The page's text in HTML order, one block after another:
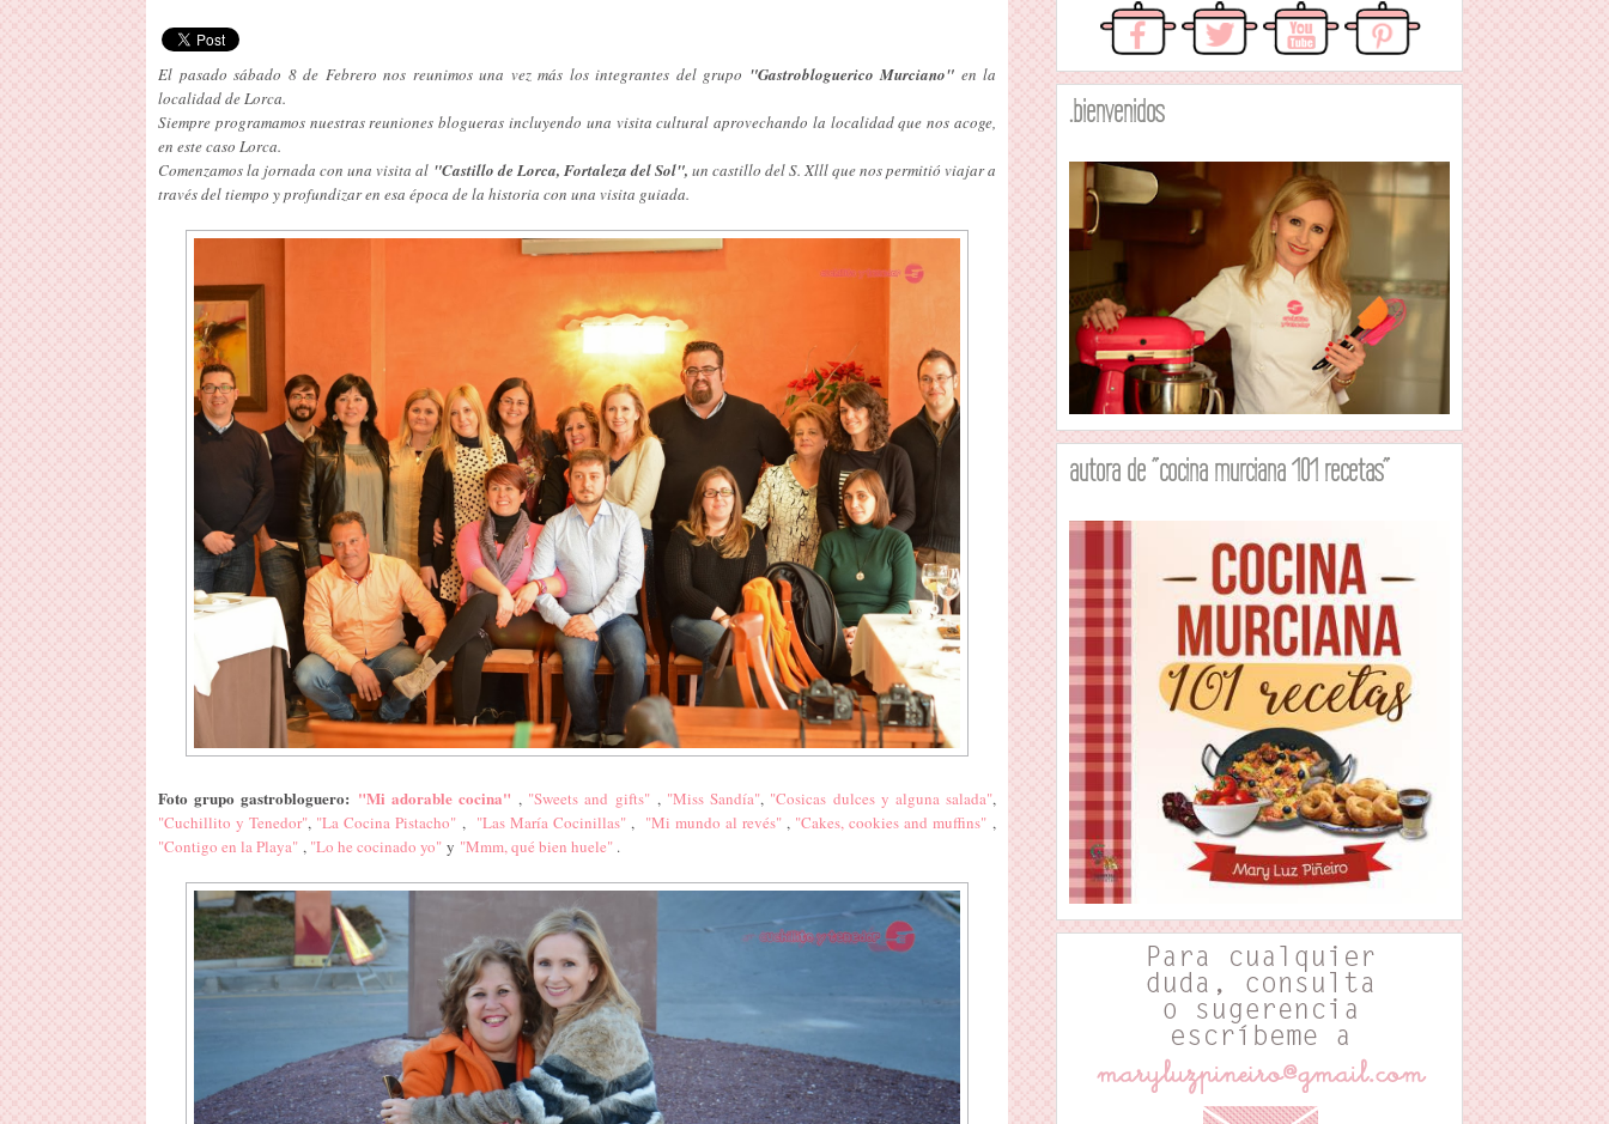
El pasado sábado 8 de Febrero nos reunimos una vez más los integrantes del grupo "Gastrobloguerico Murciano" en la
localidad de Lorca.
Siempre programamos nuestras reuniones blogueras incluyendo una visita cultural aprovechando la localidad que nos acoge,
en este caso Lorca.
Comenzamos la jornada con una visita al "Castillo de Lorca, Fortaleza del Sol", un castillo del S. Xlll que nos permitió viajar a
través del tiempo y profundizar en esa época de la historia con una visita guiada.
Foto grupo gastrobloguero: "Mi adorable cocina" , "Sweets and gifts", "Miss Sandía", "Cosicas dulces y alguna salada",
"Cuchillito y Tenedor", "La Cocina Pistacho" , "Las María Cocinillas" , "Mi mundo al revés" , "Cakes, cookies and muffins" ,
"Contigo en la Playa" , "Lo he cocinado yo" y "Mmm, qué bien huele" .
.bienvenidos
autora de "cocina murciana 101 recetas"